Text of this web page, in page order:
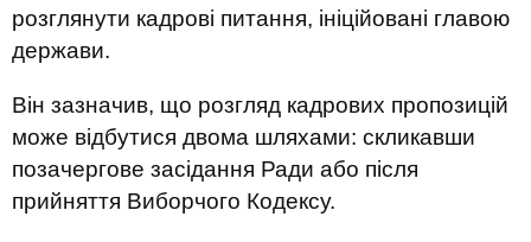
розглянути кадрові питання, ініційовані главою
держави.
Він зазначив, що розгляд кадрових пропозицій
може відбутися двома шляхами: скликавши
позачергове засідання Ради або після
прийняття Виборчого Кодексу.